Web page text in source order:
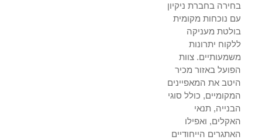
בחירה בחברת ניקיון
עם נוכחות מקומית
בולטת מעניקה
ללקוח יתרונות
משמעותיים. צוות
הפועל באזור מכיר
היטב את המאפיינים
המקומיים, כולל סוגי
הבנייה, תנאי
האקלים, ואפילו
האתגרים הייחודיים